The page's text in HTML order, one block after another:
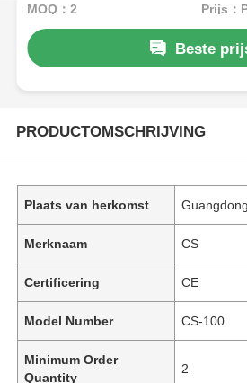
MOQ：2 Prijs：
Beste
PRODUCTOMSCHRIJVING
Plaats van herkomst
Merknaam CS
Certificering CE
Model Number CS-100
Minimum Order
Quantity
2